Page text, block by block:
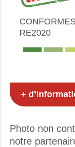
RE2020
+
Photo non
notre